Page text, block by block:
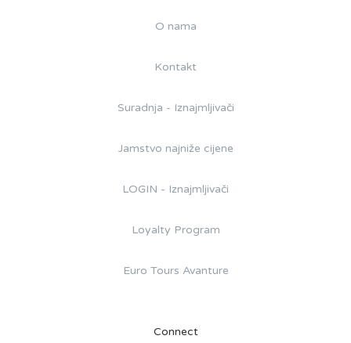
O nama
Kontakt
Suradnja - Iznajmljivači
Jamstvo najniže cijene
LOGIN - Iznajmljivači
Loyalty Program
Euro Tours Avanture
Connect